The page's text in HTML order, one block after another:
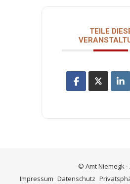
TEILE
© Amt Niemegk -
Impressum Datenschutz